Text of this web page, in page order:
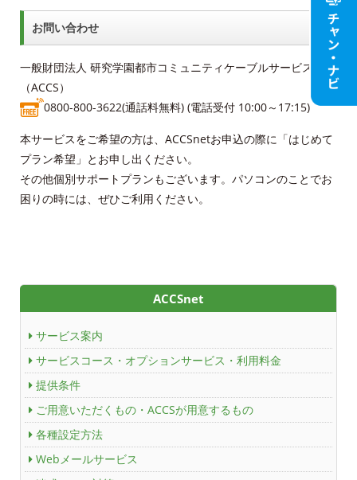
お問い合わせ
一般財団法人 研究学園都市コミュニティケーブルサービス
（ACCS）
0800-800-3622(通話料無料) (電話受付 10:00～17:15)
本サービスをご希望の方は、ACCSnetお申込の際に「はじめて
プラン希望」とお申し出ください。
その他個別サポートプランもございます。パソコンのことでお
困りの時には、ぜひご利用ください。
ACCSnet
サービス案内
サービスコース・オプションサービス・利用料金
提供条件
ご用意いただくもの・ACCSが用意するもの
各種設定方法
Webメールサービス